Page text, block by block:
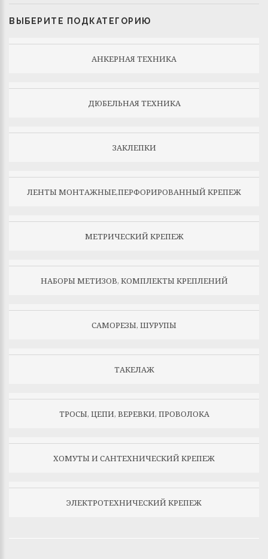
ВЫБЕРИТЕ ПОДКАТЕГОРИЮ
АНКЕРНАЯ ТЕХНИКА
ДЮБЕЛЬНАЯ ТЕХНИКА
ЗАКЛЕПКИ
ЛЕНТЫ МОНТАЖНЫЕ,ПЕРФОРИРОВАННЫЙ КРЕПЕЖ
МЕТРИЧЕСКИЙ КРЕПЕЖ
НАБОРЫ МЕТИЗОВ, КОМПЛЕКТЫ КРЕПЛЕНИЙ
САМОРЕЗЫ, ШУРУПЫ
ТАКЕЛАЖ
ТРОСЫ, ЦЕПИ, ВЕРЕВКИ, ПРОВОЛОКА
ХОМУТЫ И САНТЕХНИЧЕСКИЙ КРЕПЕЖ
ЭЛЕКТРОТЕХНИЧЕСКИЙ КРЕПЕЖ